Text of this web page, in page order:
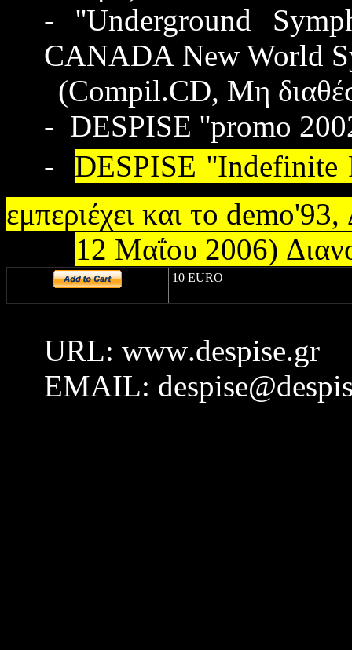
- ''Underground
CANADA New World
(Compil.CD, Μη
- DESPISE ''promo
- DESPISE ''Indefinite
εμπεριέχει και το demo'93,
12 Μαΐου 2006)
10 EURO
URL: www.despise.gr
EMAIL: